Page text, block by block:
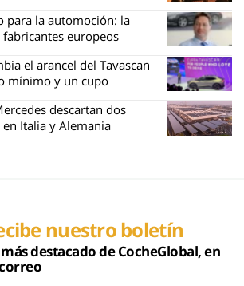
para la automoción: la
fabricantes europeos
el arancel del Tavascan
mínimo y un cupo
descartan dos
Italia y Alemania
nuestro boletín
destacado de CocheGlobal, en